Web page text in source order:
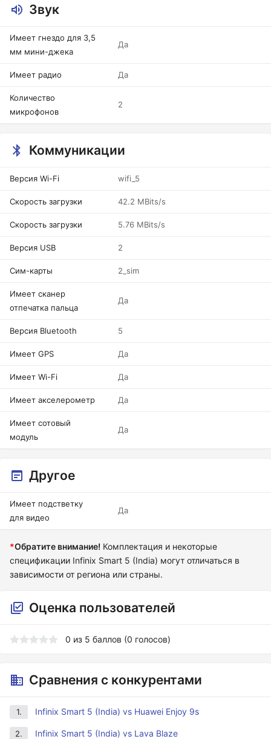
Звук
Имеет гнездо для 3,5
мм мини-джека
Да
Имеет радио Да
Количество
микрофонов
2
Коммуникации
Версия Wi-Fi wifi_5
Скорость загрузки 42.2 MBits/s
Скорость загрузки 5.76 MBits/s
Версия USB 2
Сим-карты 2_sim
Имеет сканер
отпечатка пальца
Да
Версия Bluetooth 5
Имеет GPS Да
Имеет Wi-Fi Да
Имеет акселерометр Да
Имеет сотовый
модуль
Да
Другое
Имеет подстветку
для видео
Да
*Обратите внимание! Комплектация и некоторые
спецификации Infinix Smart 5 (India) могут отличаться в
зависимости от региона или страны.
Оценка пользователей
0 из 5 баллов (0 голосов)
Сравнения с конкурентами
1. Infinix Smart 5 (India) vs Huawei Enjoy 9s
2. Infinix Smart 5 (India) vs Lava Blaze